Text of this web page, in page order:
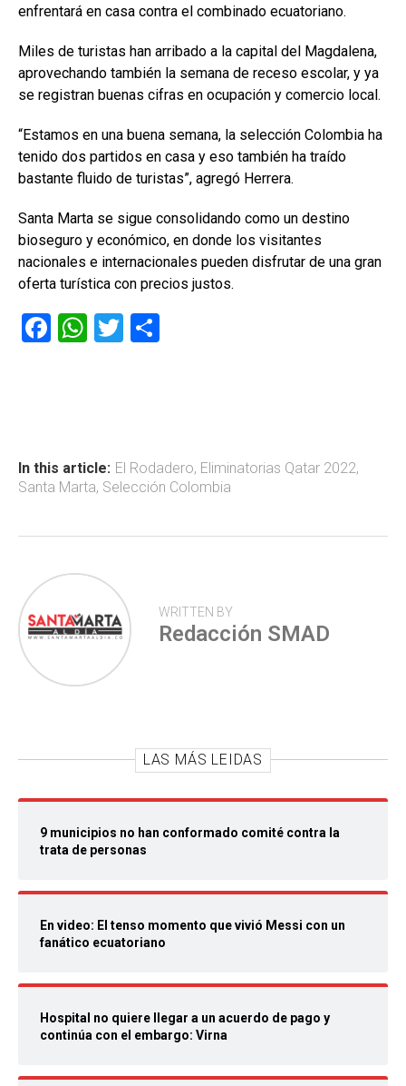
enfrentará en casa contra el combinado ecuatoriano.
Miles de turistas han arribado a la capital del Magdalena,
aprovechando también la semana de receso escolar, y ya
se registran buenas cifras en ocupación y comercio local.
“Estamos en una buena semana, la selección Colombia ha
tenido dos partidos en casa y eso también ha traído
bastante fluido de turistas”, agregó Herrera.
Santa Marta se sigue consolidando como un destino
bioseguro y económico, en donde los visitantes
nacionales e internacionales pueden disfrutar de una gran
oferta turística con precios justos.
F
ok
W
p
p
T
tir
In this article: El Rodadero, Eliminatorias Qatar 2022,
Santa Marta, Selección Colombia
WRITTEN BY
Redacción SMAD
LAS MÁS LEIDAS
9 municipios no han conformado comité contra la
trata de personas
En video: El tenso momento que vivió Messi con un
fanático ecuatoriano
Hospital no quiere llegar a un acuerdo de pago y
continúa con el embargo: Virna